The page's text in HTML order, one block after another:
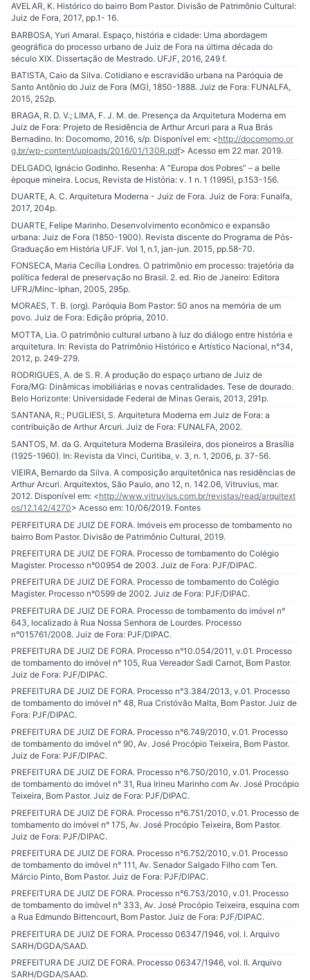
AVELAR, K. Histórico do bairro Bom Pastor. Divisão de Patrimônio Cultural:
Juiz de Fora, 2017, pp.1- 16.
BARBOSA, Yuri Amaral. Espaço, história e cidade: Uma abordagem
geográfica do processo urbano de Juiz de Fora na última década do
século XIX. Dissertação de Mestrado. UFJF, 2016, 249 f.
BATISTA, Caio da Silva. Cotidiano e escravidão urbana na Paróquia de
Santo Antônio do Juiz de Fora (MG), 1850-1888. Juiz de Fora: FUNALFA,
2015, 252p.
BRAGA, R. D. V.; LIMA, F. J. M. de. Presença da Arquitetura Moderna em
Juiz de Fora: Projeto de Residência de Arthur Arcuri para a Rua Brás
Bernadino. In: Docomomo, 2016, s/p. Disponível em: <http://docomomo.or
g.br/wp-content/uploads/2016/01/130R.pdf> Acesso em 22 mar. 2019.
DELGADO, Ignácio Godinho. Resenha: A “Europa dos Pobres” – a belle
èpoque mineira. Locus, Revista de História: v. 1 n. 1 (1995), p.153-156.
DUARTE, A. C. Arquitetura Moderna - Juiz de Fora. Juiz de Fora: Funalfa,
2017, 204p.
DUARTE, Felipe Marinho. Desenvolvimento econômico e expansão
urbana: Juiz de Fora (1850-1900). Revista discente do Programa de Pós-
Graduação em História UFJF. Vol 1, n.1, jan-jun. 2015, pp.58-70.
FONSECA, Maria Cecília Londres. O patrimônio em processo: trajetória da
política federal de preservação no Brasil. 2. ed. Rio de Janeiro: Editora
UFRJ/Minc-Iphan, 2005, 295p.
MORAES, T. B. (org). Paróquia Bom Pastor: 50 anos na memória de um
povo. Juiz de Fora: Edição própria, 2010.
MOTTA, Lia. O patrimônio cultural urbano à luz do diálogo entre história e
arquitetura. In: Revista do Patrimônio Histórico e Artístico Nacional, n°34,
2012, p. 249-279.
RODRIGUES, A. de S. R. A produção do espaço urbano de Juiz de
Fora/MG: Dinâmicas imobiliárias e novas centralidades. Tese de dourado.
Belo Horizonte: Universidade Federal de Minas Gerais, 2013, 291p.
SANTANA, R.; PUGLIESI, S. Arquitetura Moderna em Juiz de Fora: a
contribuição de Arthur Arcuri. Juiz de Fora: FUNALFA, 2002.
SANTOS, M. da G. Arquitetura Moderna Brasileira, dos pioneiros a Brasília
(1925-1960). In: Revista da Vinci, Curitiba, v. 3, n. 1, 2006, p. 37-56.
VIEIRA, Bernardo da Silva. A composição arquitetônica nas residências de
Arthur Arcuri. Arquitextos, São Paulo, ano 12, n. 142.06, Vitruvius, mar.
2012. Disponível em: <http://www.vitruvius.com.br/revistas/read/arquitext
os/12.142/4270> Acesso em: 10/06/2019. Fontes
PERFEITURA DE JUIZ DE FORA. Imóveis em processo de tombamento no
bairro Bom Pastor. Divisão de Patrimônio Cultural, 2019.
PREFEITURA DE JUIZ DE FORA. Processo de tombamento do Colégio
Magister. Processo n°00954 de 2003. Juiz de Fora: PJF/DIPAC.
PREFEITURA DE JUIZ DE FORA. Processo de tombamento do Colégio
Magister. Processo n°0599 de 2002. Juiz de Fora: PJF/DIPAC.
PREFEITURA DE JUIZ DE FORA. Processo de tombamento do imóvel n°
643, localizado à Rua Nossa Senhora de Lourdes. Processo
n°015761/2008. Juiz de Fora: PJF/DIPAC.
PREFEITURA DE JUIZ DE FORA. Processo n°10.054/2011, v.01. Processo
de tombamento do imóvel n° 105, Rua Vereador Sadi Carnot, Bom Pastor.
Juiz de Fora: PJF/DIPAC.
PREFEITURA DE JUIZ DE FORA. Processo n°3.384/2013, v.01. Processo
de tombamento do imóvel n° 48, Rua Cristóvão Malta, Bom Pastor. Juiz de
Fora: PJF/DIPAC.
PREFEITURA DE JUIZ DE FORA. Processo n°6.749/2010, v.01. Processo
de tombamento do imóvel n° 90, Av. José Procópio Teixeira, Bom Pastor.
Juiz de Fora: PJF/DIPAC.
PREFEITURA DE JUIZ DE FORA. Processo n°6.750/2010, v.01. Processo
de tombamento do imóvel n° 31, Rua Irineu Marinho com Av. José Procópio
Teixeira, Bom Pastor. Juiz de Fora: PJF/DIPAC.
PREFEITURA DE JUIZ DE FORA. Processo n°6.751/2010, v.01. Processo de
tombamento do imóvel n° 175, Av. José Procópio Teixeira, Bom Pastor.
Juiz de Fora: PJF/DIPAC.
PREFEITURA DE JUIZ DE FORA. Processo n°6.752/2010, v.01. Processo
de tombamento do imóvel n° 111, Av. Senador Salgado Filho com Ten.
Márcio Pinto, Bom Pastor. Juiz de Fora: PJF/DIPAC.
PREFEITURA DE JUIZ DE FORA. Processo n°6.753/2010, v.01. Processo
de tombamento do imóvel n° 333, Av. José Procópio Teixeira, esquina com
a Rua Edmundo Bittencourt, Bom Pastor. Juiz de Fora: PJF/DIPAC.
PREFEITURA DE JUIZ DE FORA. Processo 06347/1946, vol. I. Arquivo
SARH/DGDA/SAAD.
PREFEITURA DE JUIZ DE FORA. Processo 06347/1946, vol. II. Arquivo
SARH/DGDA/SAAD.